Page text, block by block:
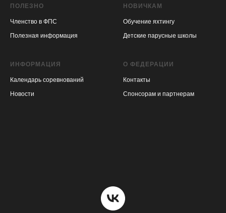
ПОЛЕЗНО
Членство в ФПС
Полезная информация
НОВИЧКАМ
Обучение яхтингу
Детские парусные школы
ИНФОРМАЦИЯ
Календарь соревнований
Новости
О ФЕДЕРАЦИИ
Контакты
Спонсорам и партнерам